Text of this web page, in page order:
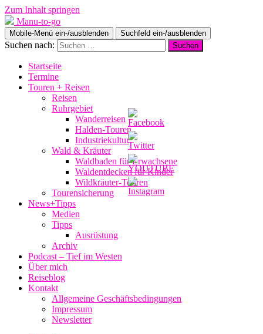
Zum Inhalt springen
Manu-to-go
Mobile-Menü ein-/ausblenden Suchfeld ein-/ausblenden
Suchen nach:
Startseite
Termine
Touren + Reisen
Reisen
Ruhrgebiet
Wanderreisen
Halden-Touren
Industriekultur
Wald & Kräuter
Waldbaden für Erwachsene
Waldentdecken für Kinder
Wildkräuter-Touren
Tourensicherung
News+Tipps
Medien
Tipps
Ausrüstung
Archiv
Podcast – Tief im Westen
Über mich
Reiseblog
Kontakt
Allgemeine Geschäftsbedingungen
Impressum
Newsletter